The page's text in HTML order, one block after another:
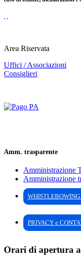
Area Riservata
Uffici / Associazioni
Consiglieri
Amm. trasparente
Amministrazione
Amministrazione
PRIVACY e
Orari di apertura